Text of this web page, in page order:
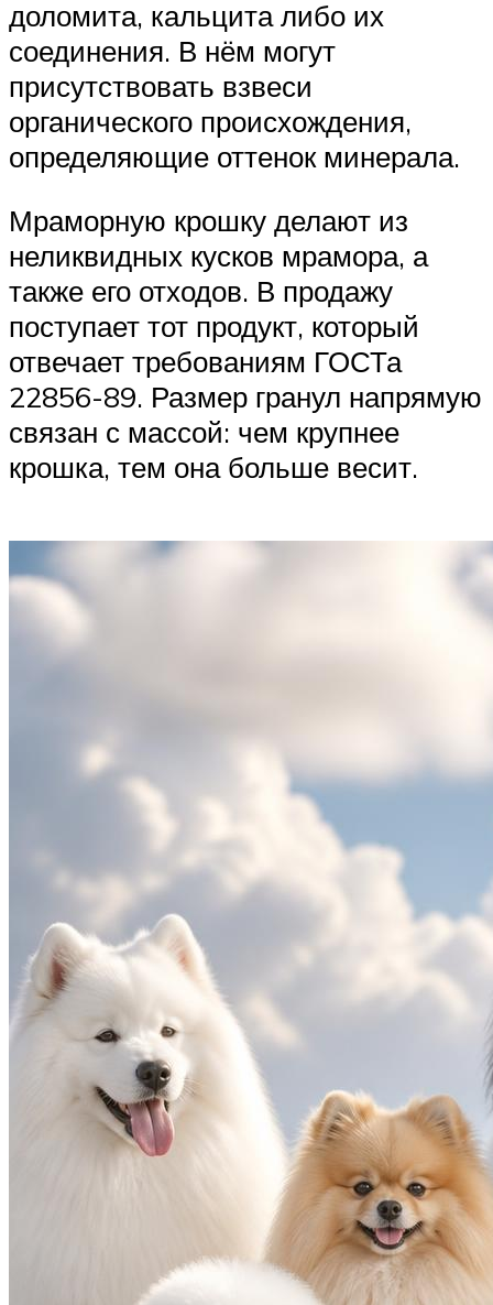
доломита, кальцита либо их
соединения. В нём могут
присутствовать взвеси
органического происхождения,
определяющие оттенок минерала.
Мраморную крошку делают из
неликвидных кусков мрамора, а
также его отходов. В продажу
поступает тот продукт, который
отвечает требованиям ГОСТа
22856-89. Размер гранул напрямую
связан с массой: чем крупнее
крошка, тем она больше весит.